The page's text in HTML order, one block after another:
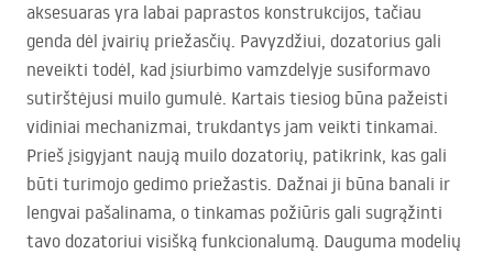
aksesuaras yra labai paprastos konstrukcijos, tačiau
genda dėl įvairių priežasčių. Pavyzdžiui, dozatorius gali
neveikti todėl, kad įsiurbimo vamzdelyje susiformavo
sutirštėjusi muilo gumulė. Kartais tiesiog būna pažeisti
vidiniai mechanizmai, trukdantys jam veikti tinkamai.
Prieš įsigyjant naują muilo dozatorių, patikrink, kas gali
būti turimojo gedimo priežastis. Dažnai ji būna banali ir
lengvai pašalinama, o tinkamas požiūris gali sugrąžinti
tavo dozatoriui visišką funkcionalumą. Dauguma modelių